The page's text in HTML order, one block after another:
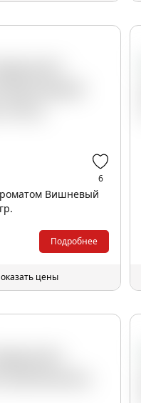
6
Вишневый
Подробнее
цены